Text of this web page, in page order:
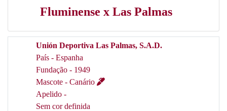
Fluminense x Las Palmas
Unión Deportiva Las Palmas, S.A.D.
País - Espanha
Fundação - 1949
Mascote - Canário
Apelido -
Sem cor definida